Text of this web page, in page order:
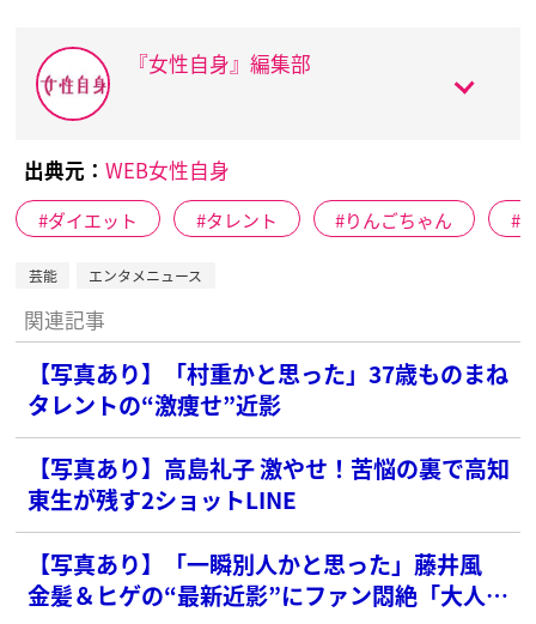
『女性自身』編集部
出典元： WEB女性自身
ダイエット タレント りんごちゃん
芸能 エンタメニュース
関連記事
【写真あり】「村重かと思った」37歳ものまね
タレントの“激痩せ”近影
【写真あり】高島礼子 激やせ！苦悩の裏で高知
東生が残す2ショットLINE
【写真あり】「一瞬別人かと思った」藤井風
金髪＆ヒゲの“最新近影”にファン悶絶「大人っ